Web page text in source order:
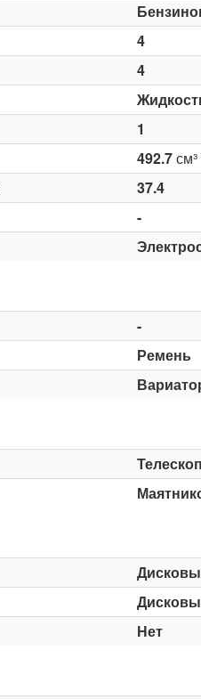
4
4
1
492.7см³
37.4
-
-
Ремень
Нет